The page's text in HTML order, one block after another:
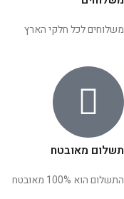
משלוחים לכל חלקי הארץ
תשלום מאובטח
התשלום הוא 100% מאובטח